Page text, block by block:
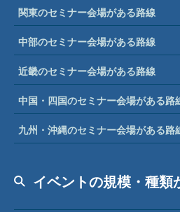
関東のセミナー会場がある路線
中部のセミナー会場がある路線
近畿のセミナー会場がある路線
中国・四国のセミナー会場がある路
九州・沖縄のセミナー会場がある路
イベントの規模・種類